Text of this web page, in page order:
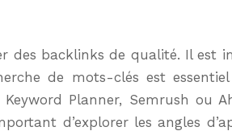
des backlinks de qualité. Il est
de mots-clés est
Planner, Semrush ou
d’explorer les angles